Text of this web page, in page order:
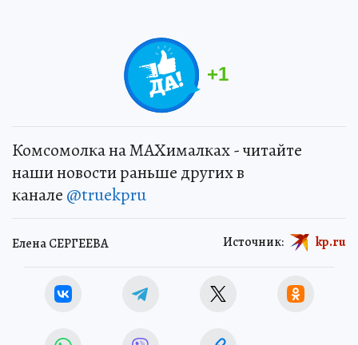
+1
Комсомолка на MAXималках - читайте
наши новости раньше других в
канале @truekpru
Елена СЕРГЕЕВА Источник: kp.ru